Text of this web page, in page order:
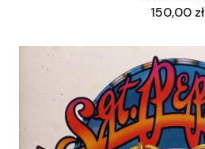
Cena
150,00 zł